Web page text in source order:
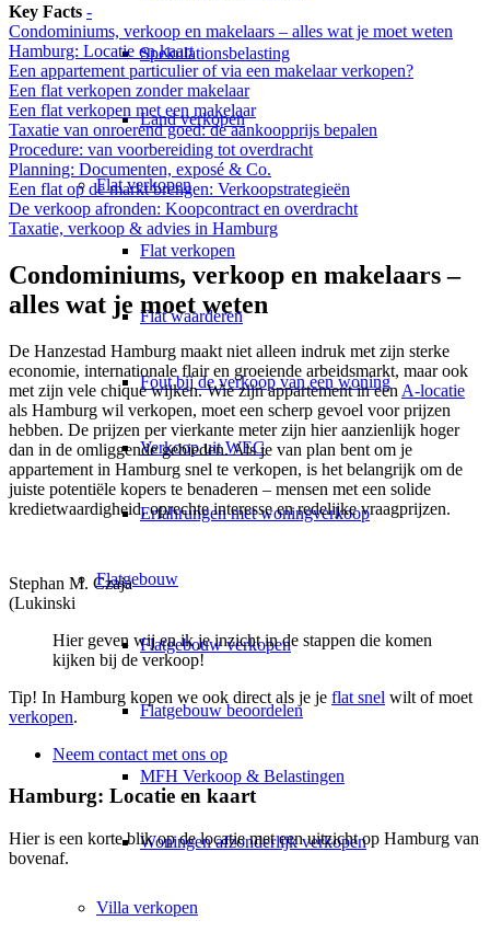
Spekulationsbelasting
Land verkopen
Flatverkopen
Flat verkopen
Flat waarderen
Fout bij de verkoop van een woning
Verkoop uit WEG
Erfahrungen met woningverkoop
Flatgebouw
Flatgebouw verkopen
Flatgebouw beoordelen
MFH Verkoop & Belastingen
Woningen afzonderlijk verkopen
Villa verkopen
Key Facts -
Condominiums, verkoop en makelaars – alles wat je moet weten
Hamburg: Locatie en kaart
Een appartement particulier of via een makelaar verkopen?
Een flat verkopen zonder makelaar
Een flat verkopen met een makelaar
Taxatie van onroerend goed: de aankoopprijs bepalen
Procedure: van voorbereiding tot overdracht
Planning: Documenten, exposé & Co.
Een flat op de markt brengen: Verkoopstrategieën
De verkoop afronden: Koopcontract en overdracht
Taxatie, verkoop & advies in Hamburg
Condominiums, verkoop en makelaars –
alles wat je moet weten
De Hanzestad Hamburg maakt niet alleen indruk met zijn sterke
economie, internationale flair en groeiende arbeidsmarkt, maar ook
met zijn vele chique wijken. Wie zijn appartement in een A-locatie
als Hamburg wil verkopen, moet een scherp gevoel voor prijzen
hebben. De prijzen per vierkante meter zijn hier aanzienlijk hoger
dan in de omliggende gebieden. Als je van plan bent om je
appartement in Hamburg snel te verkopen, is het belangrijk om de
juiste potentiële kopers te benaderen – mensen met een solide
kredietwaardigheid, oprechte interesse en redelijke vraagprijzen.
Stephan M. Czaja
(Lukinski
Hier geven wij en ik je inzicht in de stappen die komen
kijken bij de verkoop!
Tip! In Hamburg kopen we ook direct als je je flat snel wilt of moet
verkopen.
Neem contact met ons op
Hamburg: Locatie en kaart
Hier is een korte blik op de locatie met een uitzicht op Hamburg van
bovenaf.